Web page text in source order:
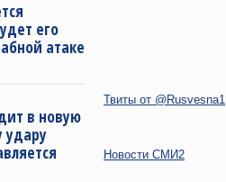
его
атаке
в новую
удару
Твиты от @Rusvesna1
Новости СМИ2